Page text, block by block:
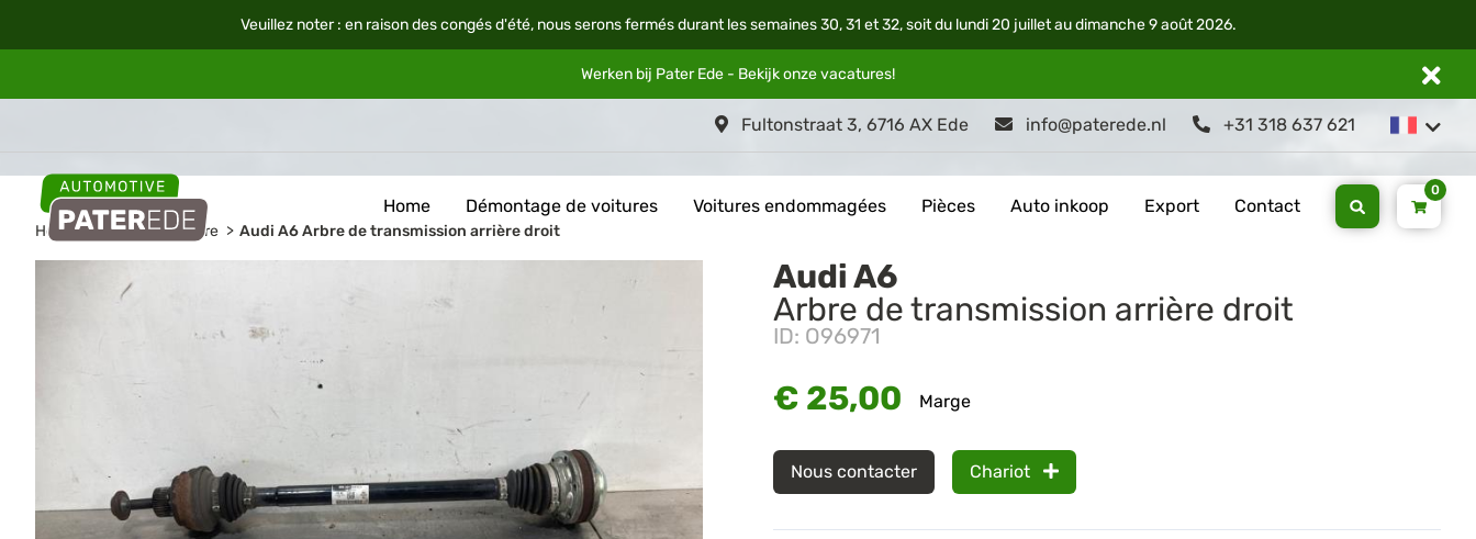
Veuillez noter : en raison des congés d'été, nous serons fermés durant les semaines 30, 31 et 32, soit du lundi 20 juillet au dimanche 9 août 2026.
Werken bij Pater Ede - Bekijk onzevacatures!
Fultonstraat 3, 6716 AX Ede info@paterede.nl +31 318 637 621
Home Démontage de voitures Voitures endommagées Pièces Auto inkoop Export Contact
0
Home Pièces de voiture Audi A6 Arbre de transmission arrière droit
Audi A6
Arbre de transmission arrière droit
ID: O96971
€ 25,00 Marge
Nous contacter Chariot